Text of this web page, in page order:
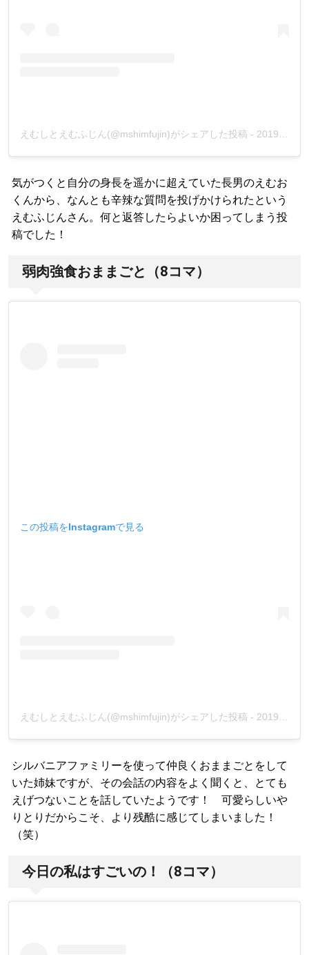
えむしとえむふじん(@mshimfujin)がシェアした投稿 - 2019年12月月26日午後7時00分PST
気がつくと自分の身長を遥かに超えていた長男のえむお
くんから、なんとも辛辣な質問を投げかけられたという
えむふじんさん。何と返答したらよいか困ってしまう投
稿でした！
弱肉強食おままごと（8コマ）
この投稿をInstagramで見る
えむしとえむふじん(@mshimfujin)がシェアした投稿 - 2019年12月月25日午後7時00分PST
シルバニアファミリーを使って仲良くおままごとをして
いた姉妹ですが、その会話の内容をよく聞くと、とても
えげつないことを話していたようです！ 可愛らしいや
りとりだからこそ、より残酷に感じてしまいました！
（笑）
今日の私はすごいの！（8コマ）